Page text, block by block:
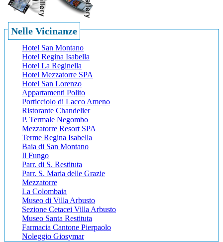
Nelle Vicinanze
Hotel San Montano
Hotel Regina Isabella
Hotel La Reginella
Hotel Mezzatorre SPA
Hotel San Lorenzo
Appartamenti Polito
Porticciolo di Lacco Ameno
Ristorante Chandelier
P. Termale Negombo
Mezzatorre Resort SPA
Terme Regina Isabella
Baia di San Montano
Il Fungo
Parr. di S. Restituta
Parr. S. Maria delle Grazie
Mezzatorre
La Colombaia
Museo di Villa Arbusto
Sezione Cetacei Villa Arbusto
Museo Santa Restituta
Farmacia Cantone Pierpaolo
Noleggio Giosymar